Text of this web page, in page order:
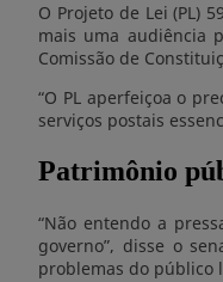
O Projeto de Lei (PL)
mais uma audiência
Comissão de
“O PL aperfeiçoa o
serviços postais
Patrimônio
“Não entendo a
governo”, disse o
problemas do público